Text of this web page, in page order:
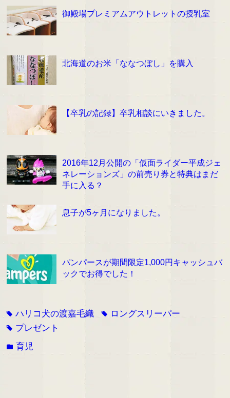
御殿場プレミアムアウトレットの授乳室
北海道のお米「ななつぼし」を購入
【卒乳の記録】卒乳相談にいきました。
2016年12月公開の「仮面ライダー平成ジェ
ネレーションズ」の前売り券と特典はまだ
手に入る？
息子が5ヶ月になりました。
パンパースが期間限定1,000円キャッシュバ
ックでお得でした！
tagハリコ犬の渡嘉毛織 tag ロングスリーパー
tag プレゼント
folder 育児